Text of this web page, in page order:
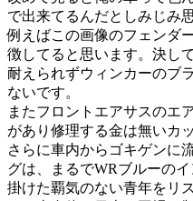
で出来てるんだとしみじみ
例えばこの画像のフェンダ
徴してると思います。決し
耐えられずウィンカーのブ
ないです。
またフロントエアサスのエ
があり修理する金は無いカ
さらに車内からゴキゲンに
グは、まるでWRブルーの
掛けた覇気のない青年をリ